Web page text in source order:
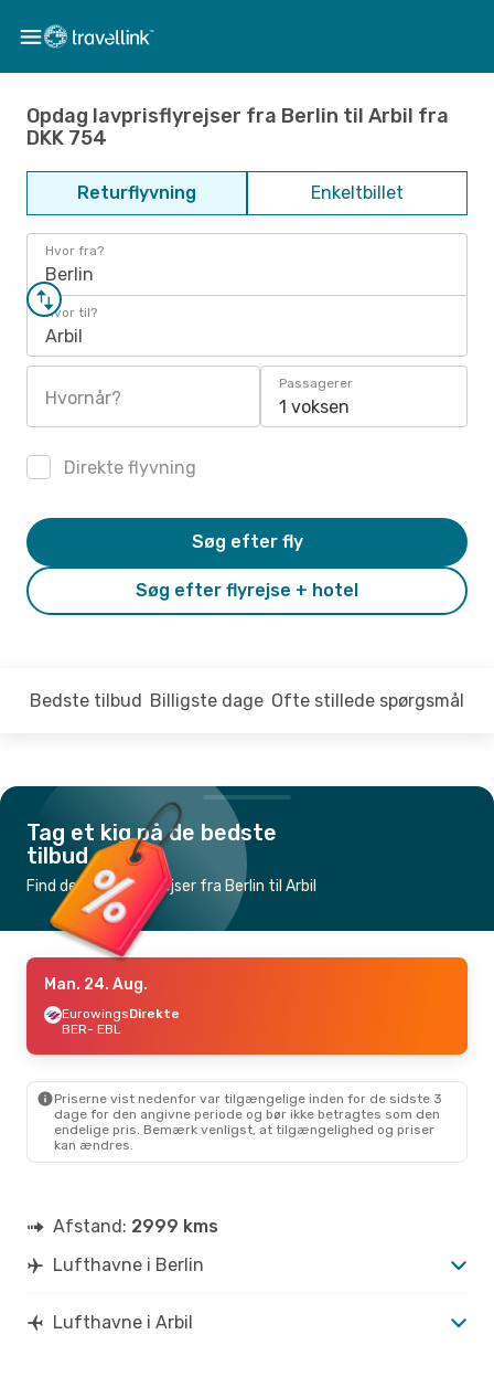
Opdag lavprisflyrejser fra Berlin til Arbil fra
DKK 754
Returflyvning Enkeltbillet
Hvor fra?
Berlin
Hvor til?
Arbil
Hvornår?
Passagerer
1 voksen
Direkte flyvning
Søg efter flyrejse + hotel
Søg efter fly
Bedste tilbud Billigste dage Ofte stillede spørgsmål
Tag et kig på de bedste
tilbud
Find de billigste flyrejser fra Berlin til Arbil
Man. 24. Aug.
EurowingsDirekte
BER- EBL
Priserne vist nedenfor var tilgængelige inden for de sidste 3
dage for den angivne periode og bør ikke betragtes som den
endelige pris. Bemærk venligst, at tilgængelighed og priser
kan ændres.
Afstand: 2999 kms
Lufthavne i Berlin
Lufthavne i Arbil